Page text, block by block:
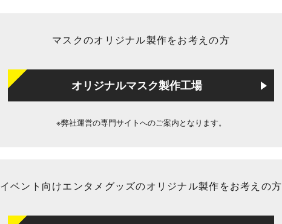
マスクのオリジナル製作をお考えの方
オリジナルマスク製作工場
※弊社運営の専門サイトへのご案内となります。
イベント向けエンタメグッズのオリジナル製作をお考えの方